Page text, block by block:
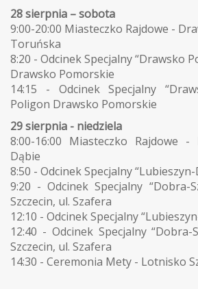
28 sierpnia – sobota
9:00-20:00 Miasteczko Rajdowe -
Toruńska
8:20 - Odcinek Specjalny “Drawsko
Drawsko Pomorskie
14:15 - Odcinek Specjalny
Poligon Drawsko Pomorskie
29 sierpnia - niedziela
8:00-16:00 Miasteczko Rajdowe -
Dąbie
8:50 - Odcinek Specjalny
9:20 - Odcinek Specjalny “Dobra-
Szczecin, ul. Szafera
12:10 - Odcinek Specjalny
12:40 - Odcinek Specjalny
Szczecin, ul. Szafera
14:30 - Ceremonia Mety - Lotnisko